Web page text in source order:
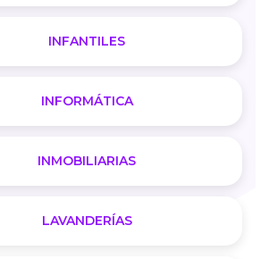
INFANTILES
INFORMÁTICA
INMOBILIARIAS
LAVANDERÍAS